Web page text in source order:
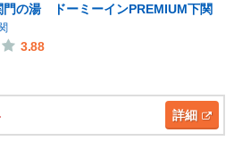
門の湯 ドーミーインPREMIUM下関
3.88
詳細